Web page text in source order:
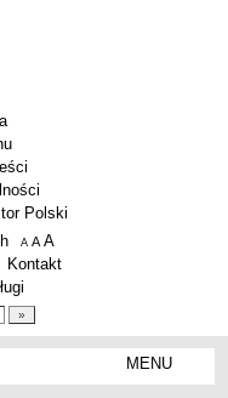
Polski
A pomniejsz czcionkę
A standardowy rozmiar czcionki
A
Kontakt
MENU